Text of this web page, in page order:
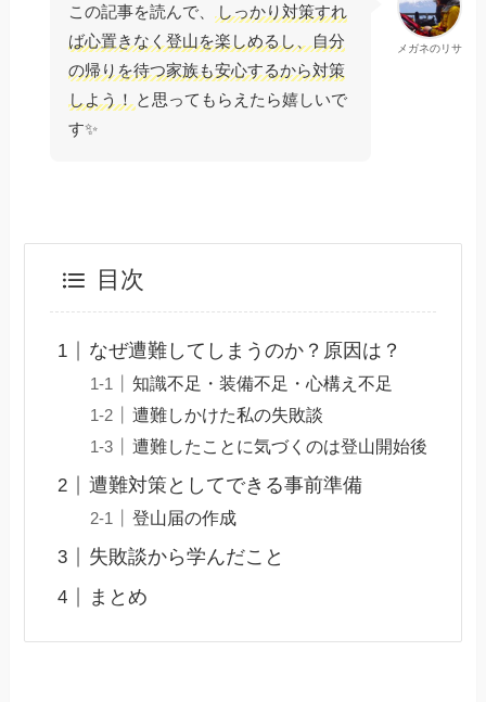
メガネのリサ
この記事を読んで、
しっかり対策すれ
ば心置きなく登山を楽しめるし、自分
の帰りを待つ家族も安心するから対策
しよう！ と思ってもらえたら嬉しいで
す✨
目次
なぜ遭難してしまうのか？原因は？
知識不足・装備不足・心構え不足
遭難しかけた私の失敗談
遭難したことに気づくのは登山開始後
遭難対策としてできる事前準備
登山届の作成
失敗談から学んだこと
まとめ